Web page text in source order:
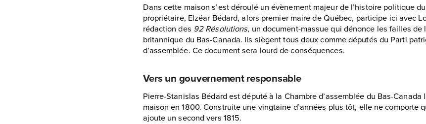
Dans cette maison s’est déroulé un évènement majeur de l’histoire politique
propriétaire, Elzéar Bédard, alors premier maire de Québec, participe ici avec
rédaction des 92 Résolutions, un document-massue qui dénonce les failles de
britannique du Bas-Canada. Ils siègent tous deux comme députés du Parti
d’assemblée. Ce document sera lourd de conséquences.
Vers un gouvernement responsable
Pierre-Stanislas Bédard est député à la Chambre d’assemblée du Bas-Canada
maison en 1800. Construite une vingtaine d’années plus tôt, elle ne comporte
ajoute un second vers 1815.